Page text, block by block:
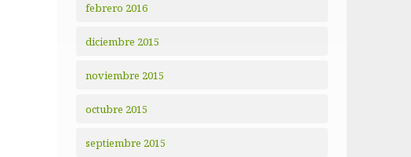
febrero 2016
diciembre 2015
noviembre 2015
octubre 2015
septiembre 2015